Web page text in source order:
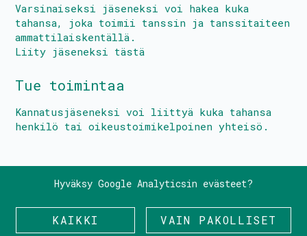
Varsinaiseksi jäseneksi voi hakea kuka
tahansa, joka toimii tanssin ja tanssitaiteen
ammattilaiskentällä.
Liity jäseneksi tästä
Tue toimintaa
Kannatusjäseneksi voi liittyä kuka tahansa
henkilö tai oikeustoimikelpoinen yhteisö.
Hyväksy Google Analyticsin evästeet?
KAIKKI VAIN PAKOLLISET